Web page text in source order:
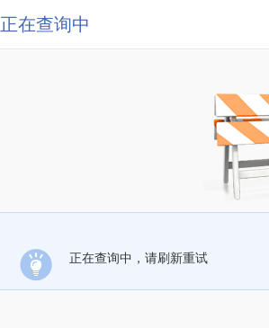
正在查询中
正在查询中，请刷新重试